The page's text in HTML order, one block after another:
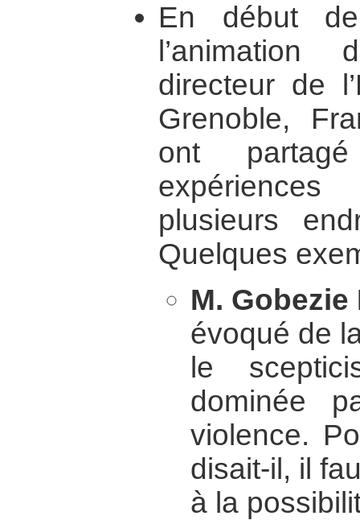
En début
directeur de
Grenoble,
ont
plusieurs
Quelques
M. Gobezie
évoqué de
le
dominée
violence.
disait-il, il
à la